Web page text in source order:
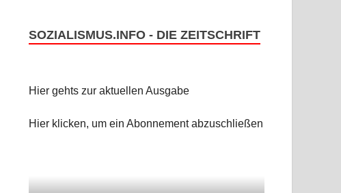
SOZIALISMUS.INFO - DIE ZEITSCHRIFT
Hier gehts zur aktuellen Ausgabe
Hier klicken, um ein Abonnement abzuschließen